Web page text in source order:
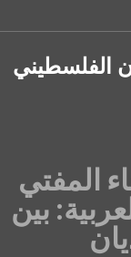
الفلسطيني
المفتي
بين